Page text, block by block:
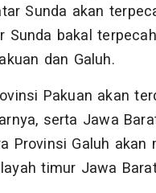
Sunda akan
Sunda bakal
dan Galuh.
Pakuan akan
serta Jawa
Provinsi Galuh akan
timur Jawa